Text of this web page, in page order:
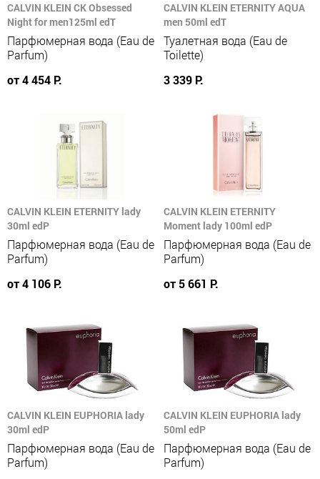
CALVIN KLEIN CK Obsessed
Night for men125ml edT
Парфюмерная вода (Eau de
Parfum)
от 4 454 Р.
CALVIN KLEIN ETERNITY AQUA
men 50ml edT
Туалетная вода (Eau de
Toilette)
3 339 Р.
CALVIN KLEIN ETERNITY lady
30ml edP
Парфюмерная вода (Eau de
Parfum)
от 4 106 Р.
CALVIN KLEIN ETERNITY
Moment lady 100ml edP
Парфюмерная вода (Eau de
Parfum)
от 5 661 Р.
CALVIN KLEIN EUPHORIA lady
30ml edP
Парфюмерная вода (Eau de
Parfum)
CALVIN KLEIN EUPHORIA lady
50ml edP
Парфюмерная вода (Eau de
Parfum)